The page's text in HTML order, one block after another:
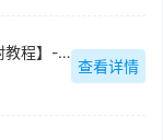
U大师U盘启动盘制作工具【附教程】-v【】
查看详情